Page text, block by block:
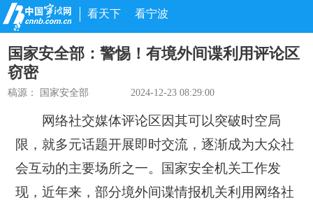
看天下 看宁波
国家安全部：警惕！有境外间谍利用评论区
窃密
稿源： 国家安全部 2024-12-23 08:29:00
网络社交媒体评论区因其可以突破时空局
限，就多元话题开展即时交流，逐渐成为大众社
会互动的主要场所之一。国家安全机关工作发
现，近年来，部分境外间谍情报机关利用网络社